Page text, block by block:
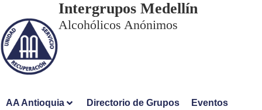
Intergrupos Medellín
Alcohólicos Anónimos
AA Antioquia Directorio de Grupos
Eventos